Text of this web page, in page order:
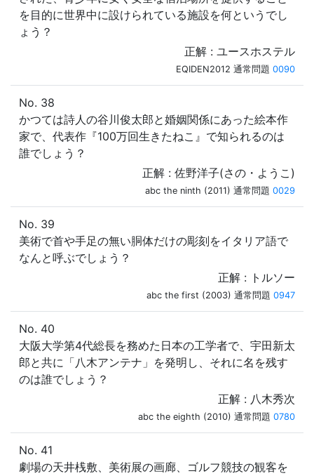
を目的に世界中に設けられている施設を何というでし
ょう？
正解 : ユースホステル
EQIDEN2012 通常問題 0090
No. 38
かつては詩人の谷川俊太郎と婚姻関係にあった絵本作
家で、代表作『100万回生きたねこ』で知られるのは
誰でしょう？
正解 : 佐野洋子(さの・ようこ)
abc the ninth (2011) 通常問題 0029
No. 39
美術で首や手足の無い胴体だけの彫刻をイタリア語で
なんと呼ぶでしょう？
正解 : トルソー
abc the first (2003) 通常問題 0947
No. 40
大阪大学第4代総長を務めた日本の工学者で、宇田新太
郎と共に「八木アンテナ」を発明し、それに名を残す
のは誰でしょう？
正解 : 八木秀次
abc the eighth (2010) 通常問題 0780
No. 41
劇場の天井桟敷、美術展の画廊、ゴルフ競技の観客を